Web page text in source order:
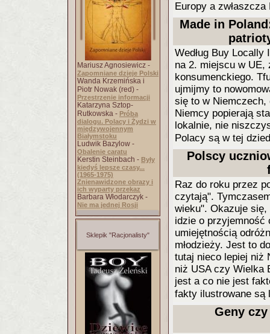
Mariusz Agnosiewicz -
Zapomniane dzieje Polski
Wanda Krzemińska i
Piotr Nowak (red) -
Przestrzenie informacji
Katarzyna Sztop-
Rutkowska - Próba
dialogu. Polacy i Żydzi w
międzywojennym
Białymstoku
Ludwik Bazylow -
Obalenie caratu
Kerstin Steinbach - Były
kiedyś lepsze czasy...
(1965-1975)
Znienawidzone obrazy i
ich wyparty przekaz
Barbara Włodarczyk -
Nie ma jednej Rosji
Sklepik "Racjonalisty"
Europy a
Made in
Według Buy
na 2. miejscu w UE,
konsumenckiego.
ujmijmy to
się to w Niemczech,
Niemcy popierają
lokalnie, nie
Polacy są w tej
Polscy
Raz do roku przez
czytają".
wieku". Okazuje
idzie o przyjemność
umiejętnością
młodzieży. Jest to
tutaj nieco lepiej niż
niż USA czy Wielka
jest a co nie jest
fakty ilustrowane
Geny